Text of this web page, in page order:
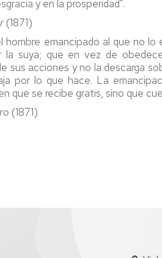
y en la prosperidad".
(1871)
hombre emancipado al que no
la suya; que en vez de
sus acciones y no la descarga
por lo que hace. La
que se recibe gratis, sino que
(1871)